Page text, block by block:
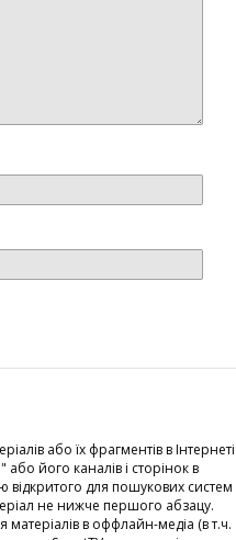
або їх фрагментів в Інтернеті
його каналів і сторінок в
для пошукових систем
не нижче першого абзацу.
матеріалів в оффлайн-медіа (в т.ч.